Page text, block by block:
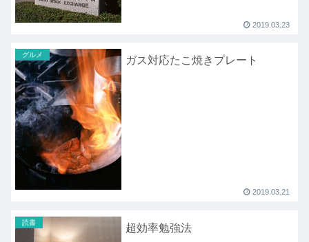
2019.03.23
グルメ ガス対応たこ焼きプレート
2019.03.21
読書 超効率勉強法